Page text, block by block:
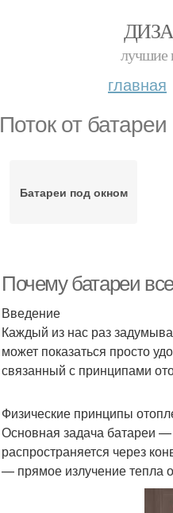
лучшие
главная
Поток от батареи
Батареи под окном
Почему батареи
Введение
Каждый из нас раз
может показаться просто
связанный с принципами
Физические принципы
Основная задача батареи
распространяется через
— прямое излучение тепла